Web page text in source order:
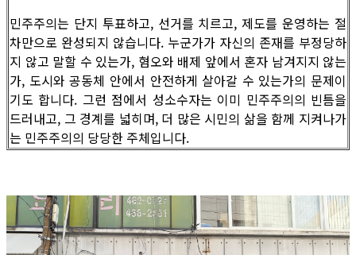
민주주의는 단지 투표하고, 선거를 치르고, 제도를 운영하는 절
차만으로 완성되지 않습니다. 누군가가 자신의 존재를 부정당하
지 않고 말할 수 있는가, 혐오와 배제 앞에서 혼자 남겨지지 않는
가, 도시와 공동체 안에서 안전하게 살아갈 수 있는가의 문제이
기도 합니다. 그런 점에서 성소수자는 이미 민주주의의 빈틈을
드러내고, 그 경계를 넓히며, 더 많은 시민의 삶을 함께 지켜나가
는 민주주의의 당당한 주체입니다.